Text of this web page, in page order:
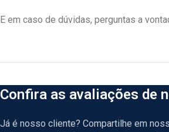
E em caso de dúvidas, perguntas a
Confira as avaliações de
Já é nosso cliente? Compartilhe em